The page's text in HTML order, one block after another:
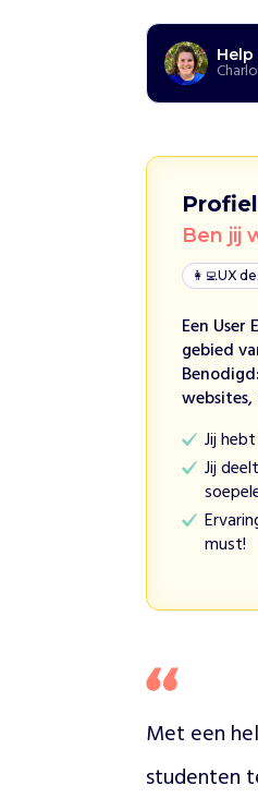
a
s
s
s
r
n
(
a
a
Ben jij
👩‍💻UX
Een
gebied
Jij
Jij
must!
Met een
studenten